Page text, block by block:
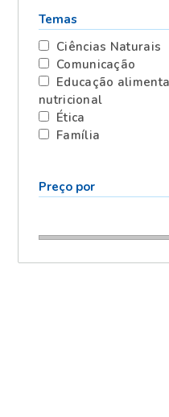
Temas
Ciências Naturais
Comunicação
Educação
nutricional
Ética
Família
Preço por